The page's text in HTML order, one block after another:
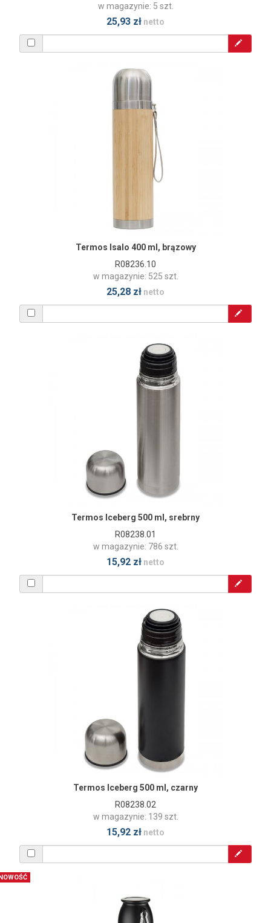
w magazynie: 5 szt.
25,93 zł netto
Termos Isalo 400 ml, brązowy
R08236.10
w magazynie: 525 szt.
25,28 zł netto
Termos Iceberg 500 ml, srebrny
R08238.01
w magazynie: 786 szt.
15,92 zł netto
Termos Iceberg 500 ml, czarny
R08238.02
w magazynie: 139 szt.
15,92 zł netto